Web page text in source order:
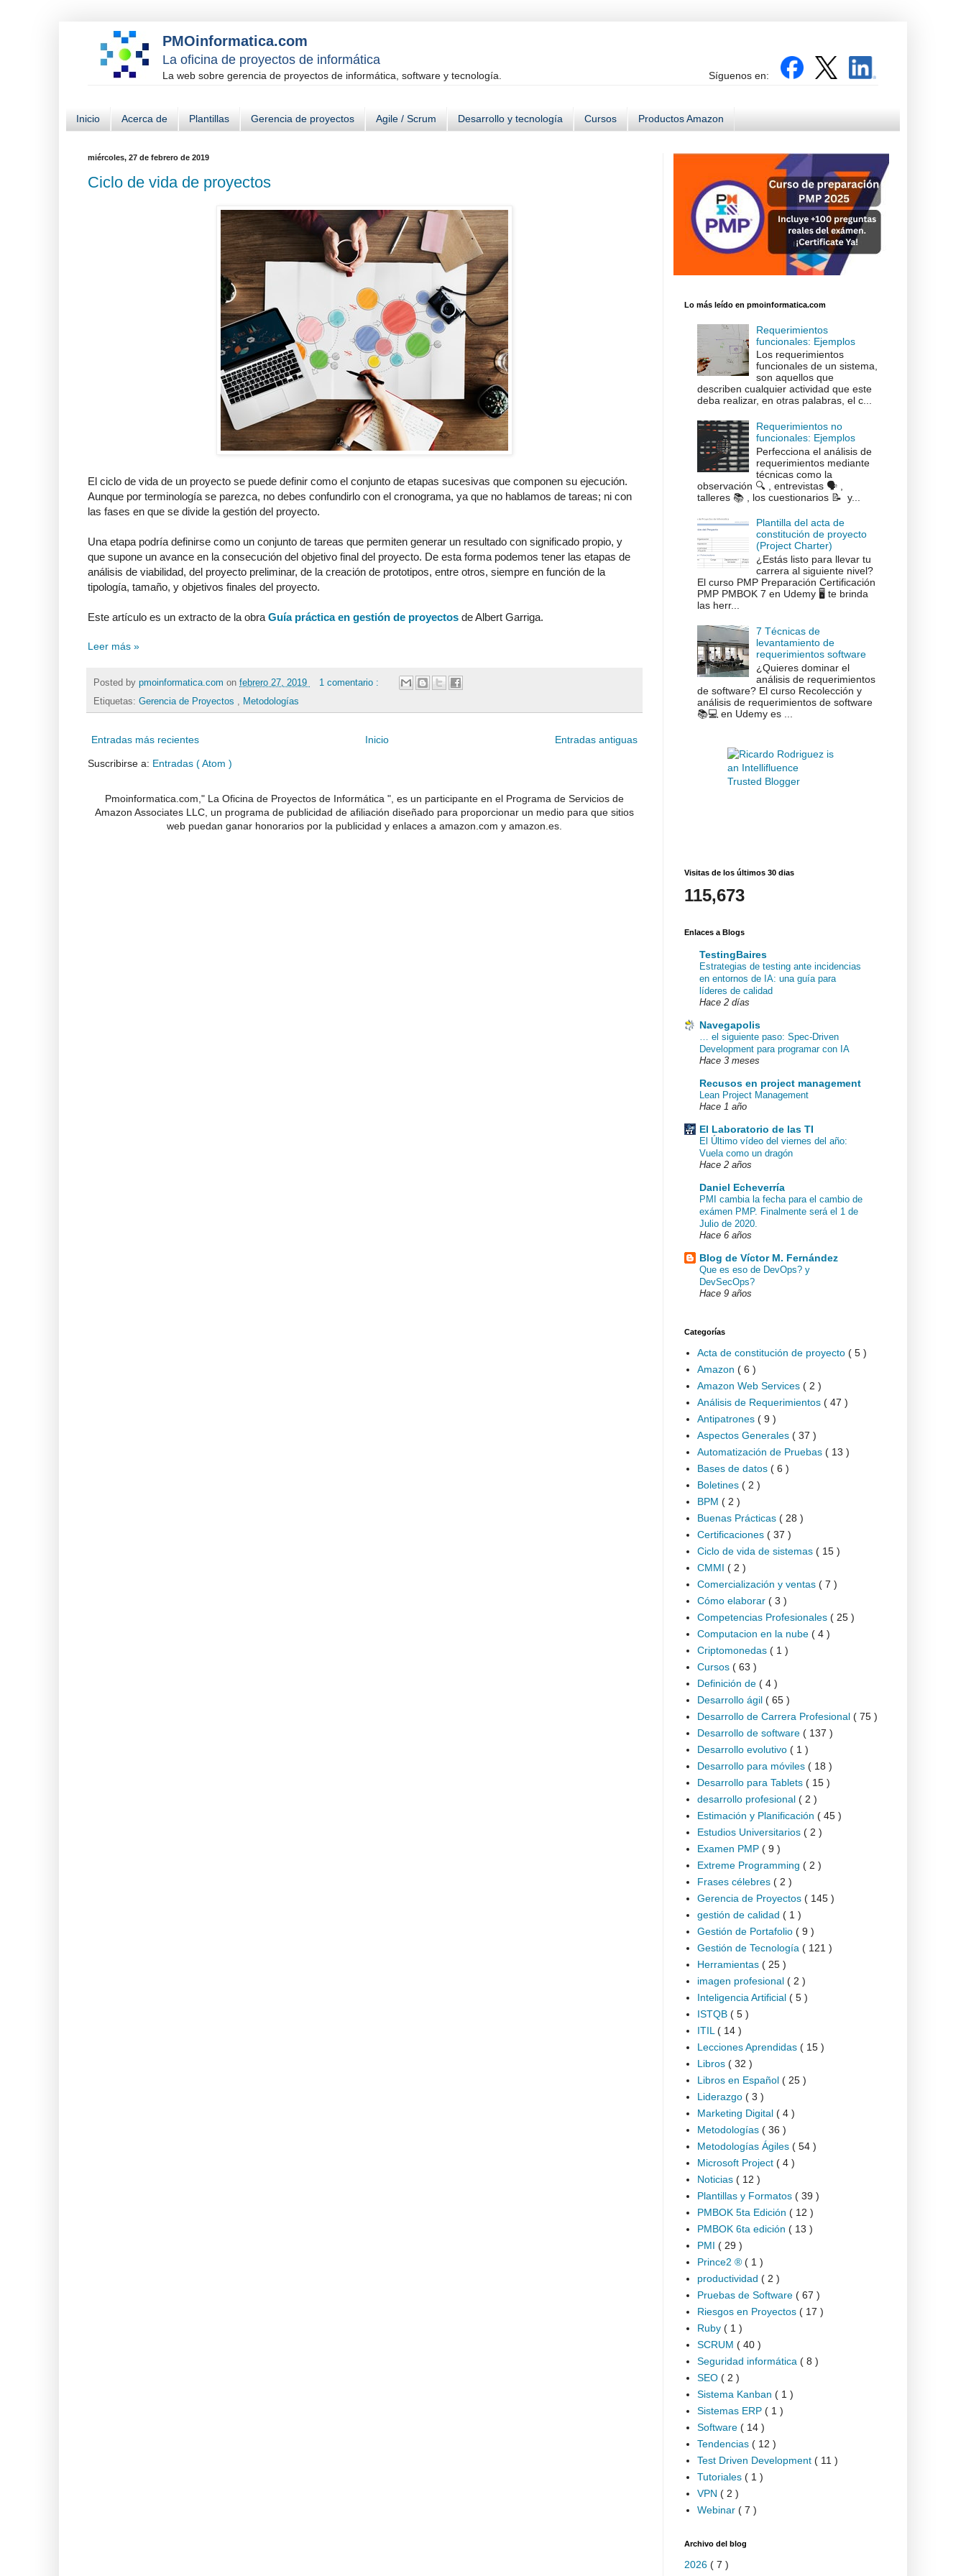
PMOinformatica.com
La oficina de proyectos de informática
La web sobre gerencia de proyectos de informática, software y tecnología. Síguenos en:
Inicio Acerca de Plantillas Gerencia de proyectos Agile / Scrum Desarrollo y tecnología Cursos Productos Amazon
miércoles, 27 de febrero de 2019
Ciclo de vida de proyectos
El ciclo de vida de un proyecto se puede definir como el conjunto de etapas sucesivas que componen su ejecución.
Aunque por terminología se parezca, no debes confundirlo con el cronograma, ya que no hablamos de tareas; ni con
las fases en que se divide la gestión del proyecto.
Una etapa podría definirse como un conjunto de tareas que permiten generar un resultado con significado propio, y
que supone un avance en la consecución del objetivo final del proyecto. De esta forma podemos tener las etapas de
análisis de viabilidad, del proyecto preliminar, de la creación de prototipos, entre otros, siempre en función de la
tipología, tamaño, y objetivos finales del proyecto.
Este artículo es un extracto de la obra Guía práctica en gestión de proyectos de Albert Garriga.
Leer más »
Posted by pmoinformatica.com on febrero 27, 2019
1 comentario :
Etiquetas: Gerencia de Proyectos , Metodologías
Entradas más recientes Entradas antiguas
Inicio
Suscribirse a: Entradas ( Atom )
Pmoinformatica.com," La Oficina de Proyectos de Informática ", es un participante en el Programa de Servicios de
Amazon Associates LLC, un programa de publicidad de afiliación diseñado para proporcionar un medio para que sitios
web puedan ganar honorarios por la publicidad y enlaces a amazon.com y amazon.es.
Lo más leído en pmoinformatica.com
Requerimientos
funcionales: Ejemplos
Los requerimientos
funcionales de un sistema,
son aquellos que
describen cualquier actividad que este
deba realizar, en otras palabras, el c...
Requerimientos no
funcionales: Ejemplos
Perfecciona el análisis de
requerimientos mediante
técnicas como la
observación 🔍 , entrevistas 🗣️ ,
talleres 📚 , los cuestionarios 📝 y...
Plantilla del acta de
constitución de proyecto
(Project Charter)
¿Estás listo para llevar tu
carrera al siguiente nivel?
El curso PMP Preparación Certificación
PMP PMBOK 7 en Udemy 🖥️ te brinda
las herr...
7 Técnicas de
levantamiento de
requerimientos software
¿Quieres dominar el
análisis de requerimientos
de software? El curso Recolección y
análisis de requerimientos de software
📚💻 en Udemy es ...
Visitas de los últimos 30 dias
115,673
Enlaces a Blogs
TestingBaires
Estrategias de testing ante incidencias
en entornos de IA: una guía para
líderes de calidad
Hace 2 días
Navegapolis
… el siguiente paso: Spec-Driven
Development para programar con IA
Hace 3 meses
Recusos en project management
Lean Project Management
Hace 1 año
El Laboratorio de las TI
El Último vídeo del viernes del año:
Vuela como un dragón
Hace 2 años
Daniel Echeverría
PMI cambia la fecha para el cambio de
exámen PMP. Finalmente será el 1 de
Julio de 2020.
Hace 6 años
Blog de Víctor M. Fernández
Que es eso de DevOps? y
DevSecOps?
Hace 9 años
Categorías
Acta de constitución de proyecto ( 5 )
Amazon ( 6 )
Amazon Web Services ( 2 )
Análisis de Requerimientos ( 47 )
Antipatrones ( 9 )
Aspectos Generales ( 37 )
Automatización de Pruebas ( 13 )
Bases de datos ( 6 )
Boletines ( 2 )
BPM ( 2 )
Buenas Prácticas ( 28 )
Certificaciones ( 37 )
Ciclo de vida de sistemas ( 15 )
CMMI ( 2 )
Comercialización y ventas ( 7 )
Cómo elaborar ( 3 )
Competencias Profesionales ( 25 )
Computacion en la nube ( 4 )
Criptomonedas ( 1 )
Cursos ( 63 )
Definición de ( 4 )
Desarrollo ágil ( 65 )
Desarrollo de Carrera Profesional ( 75 )
Desarrollo de software ( 137 )
Desarrollo evolutivo ( 1 )
Desarrollo para móviles ( 18 )
Desarrollo para Tablets ( 15 )
desarrollo profesional ( 2 )
Estimación y Planificación ( 45 )
Estudios Universitarios ( 2 )
Examen PMP ( 9 )
Extreme Programming ( 2 )
Frases célebres ( 2 )
Gerencia de Proyectos ( 145 )
gestión de calidad ( 1 )
Gestión de Portafolio ( 9 )
Gestión de Tecnología ( 121 )
Herramientas ( 25 )
imagen profesional ( 2 )
Inteligencia Artificial ( 5 )
ISTQB ( 5 )
ITIL ( 14 )
Lecciones Aprendidas ( 15 )
Libros ( 32 )
Libros en Español ( 25 )
Liderazgo ( 3 )
Marketing Digital ( 4 )
Metodologías ( 36 )
Metodologías Ágiles ( 54 )
Microsoft Project ( 4 )
Noticias ( 12 )
Plantillas y Formatos ( 39 )
PMBOK 5ta Edición ( 12 )
PMBOK 6ta edición ( 13 )
PMI ( 29 )
Prince2 ® ( 1 )
productividad ( 2 )
Pruebas de Software ( 67 )
Riesgos en Proyectos ( 17 )
Ruby ( 1 )
SCRUM ( 40 )
Seguridad informática ( 8 )
SEO ( 2 )
Sistema Kanban ( 1 )
Sistemas ERP ( 1 )
Software ( 14 )
Tendencias ( 12 )
Test Driven Development ( 11 )
Tutoriales ( 1 )
VPN ( 2 )
Webinar ( 7 )
Archivo del blog
2026 ( 7 )